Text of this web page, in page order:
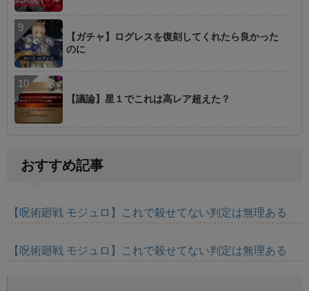
【ガチャ】ログレスを復刻してくれたら良かった
のに
【議論】星１でこれは高レア超えた？
おすすめ記事
【呪術廻戦 モジュロ】これで殺せてない判定は無理ある
【呪術廻戦 モジュロ】これで殺せてない判定は無理ある